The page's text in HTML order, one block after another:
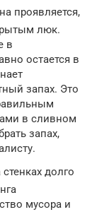
проявляется,
люк.
в
остается в
запах. Это
в сливном
запах,
долго
мусора и